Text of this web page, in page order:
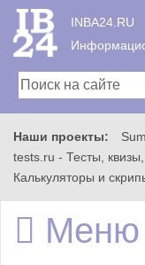
INBA24.RU
Наши проекты:
tests.ru - Тесты,
Калькуляторы и
Меню
Главная
Всё